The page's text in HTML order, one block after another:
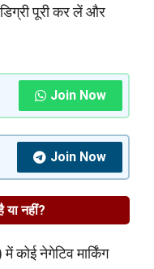
पूरी कर लें और
Join Now
Join Now
या नहीं?
कोई नेगेटिव मार्किंग